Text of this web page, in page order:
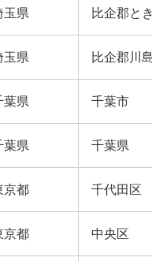
玉県 比企郡と
玉県 比企郡川
葉県 千葉市
葉県 千葉県
京都 千代田区
京都 中央区